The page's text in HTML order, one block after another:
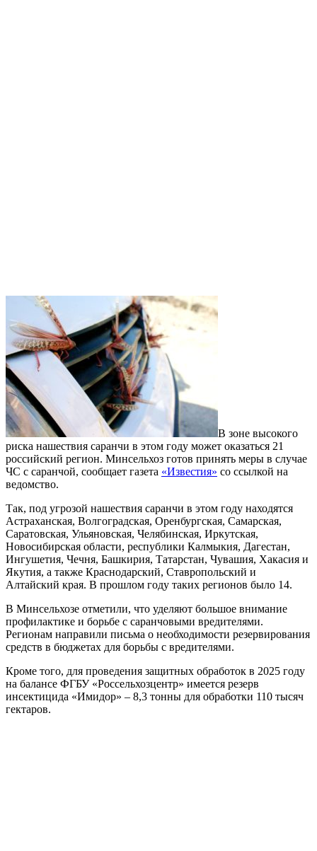
В зоне высокого
риска нашествия саранчи в этом году может оказаться 21
российский регион. Минсельхоз готов принять меры в случае
ЧС с саранчой, сообщает газета «Известия» со ссылкой на
ведомство.
Так, под угрозой нашествия саранчи в этом году находятся
Астраханская, Волгоградская, Оренбургская, Самарская,
Саратовская, Ульяновская, Челябинская, Иркутская,
Новосибирская области, республики Калмыкия, Дагестан,
Ингушетия, Чечня, Башкирия, Татарстан, Чувашия, Хакасия и
Якутия, а также Краснодарский, Ставропольский и
Алтайский края. В прошлом году таких регионов было 14.
В Минсельхозе отметили, что уделяют большое внимание
профилактике и борьбе с саранчовыми вредителями.
Регионам направили письма о необходимости резервирования
средств в бюджетах для борьбы с вредителями.
Кроме того, для проведения защитных обработок в 2025 году
на балансе ФГБУ «Россельхозцентр» имеется резерв
инсектицида «Имидор» – 8,3 тонны для обработки 110 тысяч
гектаров.